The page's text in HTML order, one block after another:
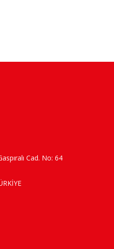
Cad. No: 64